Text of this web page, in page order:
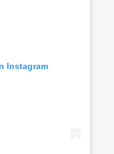
Instagram